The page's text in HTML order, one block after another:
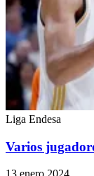
Liga Endesa
Varios